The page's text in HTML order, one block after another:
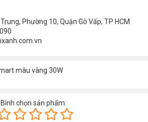
Phường 10, Quận Gò Vấp, TP HCM
màu vàng 30W
Bình chọn sản phẩm: